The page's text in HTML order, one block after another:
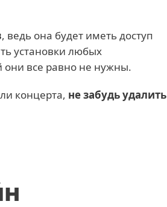
, ведь она будет иметь доступ
установки любых
они все равно не нужны.
концерта, не забудь удалить